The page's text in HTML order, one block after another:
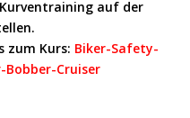
auf der
zum Kurs: Biker-Safety-
Bobber-Cruiser